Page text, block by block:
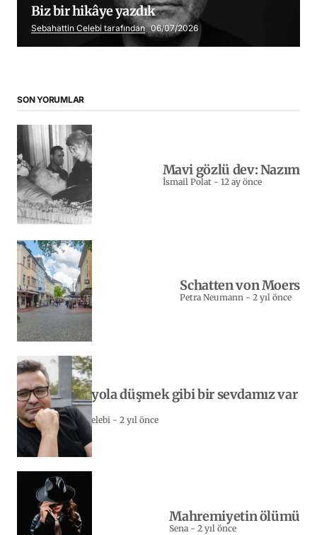
Biz bir hikâye yazdık
Sebahattin Celebi tarafından 06/07/2026
SON YORUMLAR
Mavi gözlü dev: Nazım
İsmail Polat- 12 ay önce
Schatten von Moers
Petra Neumann -2 yıl önce
Yeniden yola düşmek gibi bir sevdamız var
bizim…
Sebahattin Celebi - 2 yıl önce
Mahremiyetin ölümü
Sena -2 yıl önce